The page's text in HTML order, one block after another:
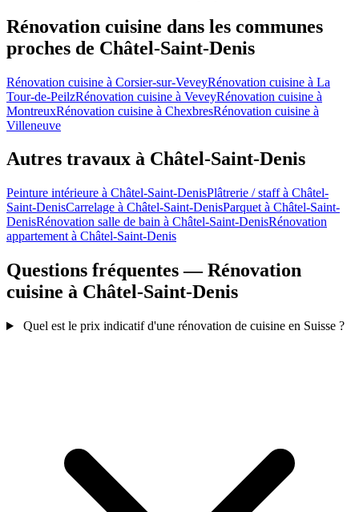
Rénovation cuisine dans les communes
proches de Châtel-Saint-Denis
Rénovation cuisine à Corsier-sur-VeveyRénovation cuisine à La
Tour-de-PeilzRénovation cuisine à VeveyRénovation cuisine à
MontreuxRénovation cuisine à ChexbresRénovation cuisine à
Villeneuve
Autres travaux à Châtel-Saint-Denis
Peinture intérieure à Châtel-Saint-DenisPlâtrerie / staff à Châtel-
Saint-DenisCarrelage à Châtel-Saint-DenisParquet à Châtel-Saint-
DenisRénovation salle de bain à Châtel-Saint-DenisRénovation
appartement à Châtel-Saint-Denis
Questions fréquentes — Rénovation
cuisine à Châtel-Saint-Denis
Quel est le prix indicatif d'une rénovation de cuisine en Suisse ?